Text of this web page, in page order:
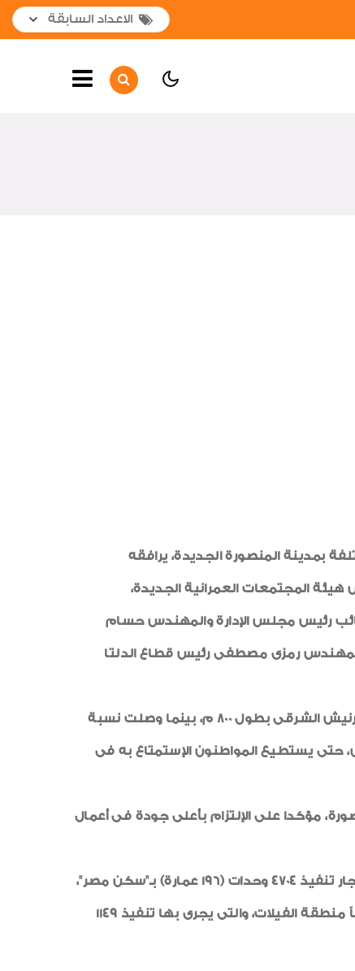
يوم السبت 11 مايو بتفقد المشروعات المختلفة بمدينة المنصورة الجديدة، يرافقه
المجتمعات العمرانية الجديدة،
رئيس مجلس الإدارة والمهندس حسام
رمزى مصطفى رئيس قطاع الدلتا
وبدأ الدكتور عاصم الجزار، زيارته بتفقد منطقة الكورنيش المطل على البحر المتوسط، حيث يجرى الانتهاء من الكورنيش الشرقى بطول 800 م، بينما وصلت نسبة
بالكورنيش، حتى يستطيع المواطنون الإستمتاع به فى
مؤكدا على الإلتزام بأعلى جودة فى أعمال
" للإسكان الفاخر، حيث أوضح رئيس الجهاز أنه جار تنفيذ 4704 وحدات (196 عمارة) بـ"سكن مصر"،
"، وبلغت نسبة الإنجاز 55 %، كما تفقد أيضاً منطقة الفيلات، والتى يجرى بها تنفيذ 1149